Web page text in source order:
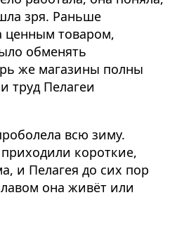
зря. Раньше
ценным товаром,
обменять
же магазины полны
труд Пелагеи
всю зиму.
короткие,
и Пелагея до сих пор
она живёт или